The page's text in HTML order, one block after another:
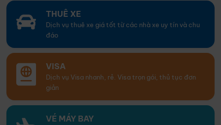
THUÊ XE
Dịch vụ thuê xe giá tốt từ các nhà xe uy tín và chu
đáo
VISA
Dịch vụ Visa nhanh, rẻ. Visa trọn gói, thủ tục đơn
giản
VÉ MÁY BAY